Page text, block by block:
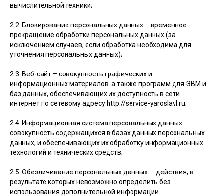
вычислительной техники;
2.2. Блокирование персональных данных – временное
прекращение обработки персональных данных (за
исключением случаев, если обработка необходима для
уточнения персональных данных);
2.3. Веб-сайт – совокупность графических и
информационных материалов, а также программ для ЭВМ и
баз данных, обеспечивающих их доступность в сети
интернет по сетевому адресу http://service-yaroslavl.ru;
2.4. Информационная система персональных данных —
совокупность содержащихся в базах данных персональных
данных, и обеспечивающих их обработку информационных
технологий и технических средств;
2.5. Обезличивание персональных данных — действия, в
результате которых невозможно определить без
использования дополнительной информации